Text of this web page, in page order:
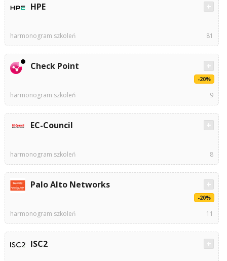
HPE
harmonogram szkoleń 81
Check Point
-20%
harmonogram szkoleń 9
EC-Council
harmonogram szkoleń 8
Palo Alto Networks
-20%
harmonogram szkoleń 11
ISC2